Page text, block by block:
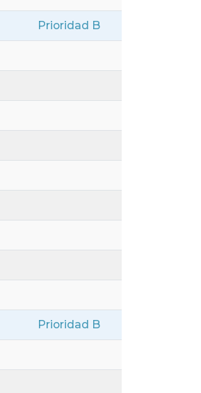
Prioridad B
Prioridad B